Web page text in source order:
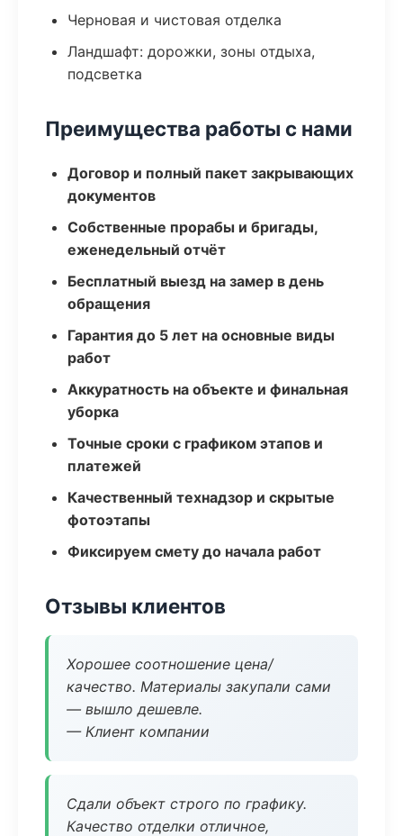
Черновая и чистовая отделка
Ландшафт: дорожки, зоны отдыха,
подсветка
Преимущества работы с нами
Договор и полный пакет закрывающих
документов
Собственные прорабы и бригады,
еженедельный отчёт
Бесплатный выезд на замер в день
обращения
Гарантия до 5 лет на основные виды
работ
Аккуратность на объекте и финальная
уборка
Точные сроки с графиком этапов и
платежей
Качественный технадзор и скрытые
фотоэтапы
Фиксируем смету до начала работ
Отзывы клиентов
Хорошее соотношение цена/
качество. Материалы закупали сами
— вышло дешевле.
— Клиент компании
Сдали объект строго по графику.
Качество отделки отличное,